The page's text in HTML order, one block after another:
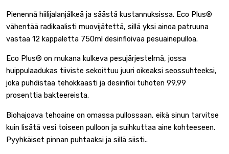
Pienennä hiilijalanjälkeä ja säästä kustannuksissa. Eco Plus®
vähentää radikaalisti muovijätettä, sillä yksi ainoa patruuna
vastaa 12 kappaletta 750ml desinfioivaa pesuainepulloa.
Eco Plus® on mukana kulkeva pesujärjestelmä, jossa
huippulaadukas tiiviste sekoittuu juuri oikeaksi seossuhteeksi,
joka puhdistaa tehokkaasti ja desinfioi tuhoten 99,99
prosenttia bakteereista.
Biohajoava tehoaine on omassa pullossaan, eikä sinun tarvitse
kuin lisätä vesi toiseen pulloon ja suihkuttaa aine kohteeseen.
Pyyhkäiset pinnan puhtaaksi ja sillä siisti..